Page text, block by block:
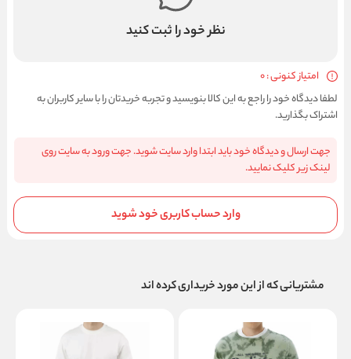
نظر خود را ثبت کنید
امتیاز کنونی : 0
لطفا دیدگاه خود را راجع به این کالا بنویسید و تجربه خریدتان را با سایر کاربران به
اشتراک بگذارید.
جهت ارسال و دیدگاه خود باید ابتدا وارد سایت شوید. جهت ورود به سایت روی
لینک زیر کلیک نمایید.
وارد حساب کاربری خود شوید
مشتریانی که از این مورد خریداری کرده اند